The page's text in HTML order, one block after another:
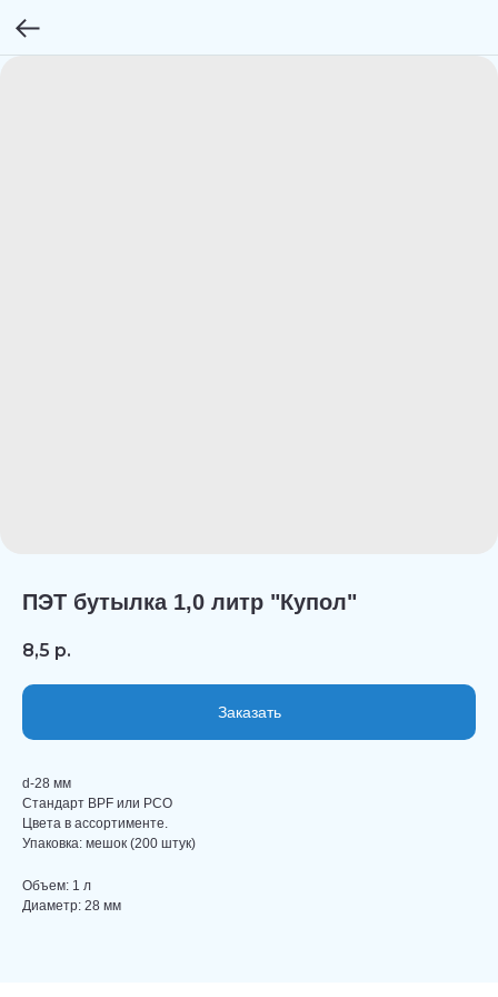
ПЭТ бутылка 1,0 литр "Купол"
8,5 р.
Заказать
d-28 мм
Стандарт BPF или PCO
Цвета в ассортименте.
Упаковка: мешок (200 штук)
Объем: 1 л
Диаметр: 28 мм